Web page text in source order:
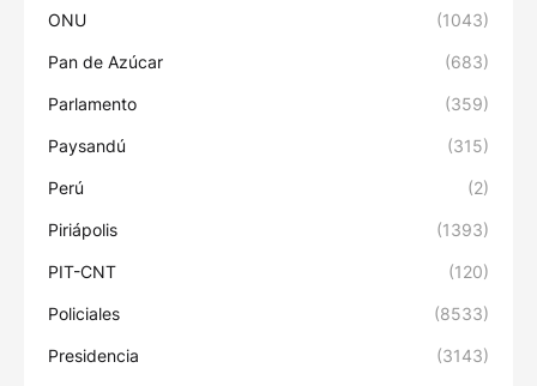
ONU (1043)
Pan de Azúcar (683)
Parlamento (359)
Paysandú (315)
Perú (2)
Piriápolis (1393)
PIT-CNT (120)
Policiales (8533)
Presidencia (3143)